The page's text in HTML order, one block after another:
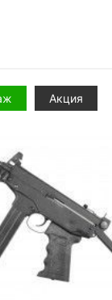
Акция